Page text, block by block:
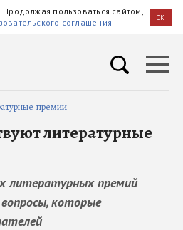
пользоваться сайтом,
соглашения OK
премии
литературные
литературных премий
которые